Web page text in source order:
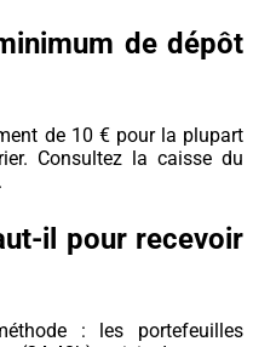
de dépôt
de 10 € pour la plupart
Consultez la caisse du
il pour recevoir
: les portefeuilles